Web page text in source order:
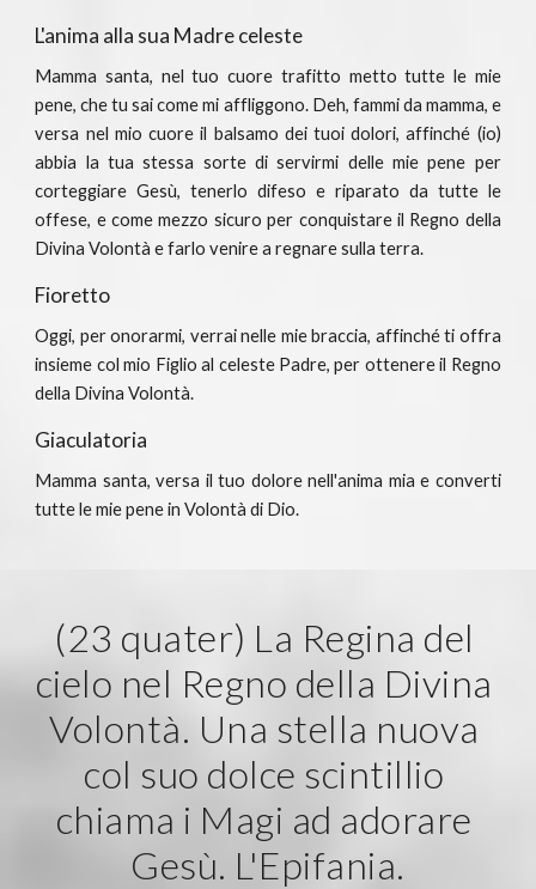
L'anima alla sua Madre celeste
Mamma santa, nel tuo cuore trafitto metto tutte le mie
pene, che tu sai come mi affliggono. Deh, fammi da mamma, e
versa nel mio cuore il balsamo dei tuoi dolori, affinché (io)
abbia la tua stessa sorte di servirmi delle mie pene per
corteggiare Gesù, tenerlo difeso e riparato da tutte le
offese, e come mezzo sicuro per conquistare il Regno della
Divina Volontà e farlo venire a regnare sulla terra.
Fioretto
Oggi, per onorarmi, verrai nelle mie braccia, affinché ti offra
insieme col mio Figlio al celeste Padre, per ottenere il Regno
della Divina Volontà.
Giaculatoria
Mamma santa, versa il tuo dolore nell'anima mia e converti
tutte le mie pene in Volontà di Dio.
(23 quater) La Regina del
cielo nel Regno della Divina
Volontà. Una stella nuova
col suo dolce scintillio
chiama i Magi ad adorare
Gesù. L'Epifania.